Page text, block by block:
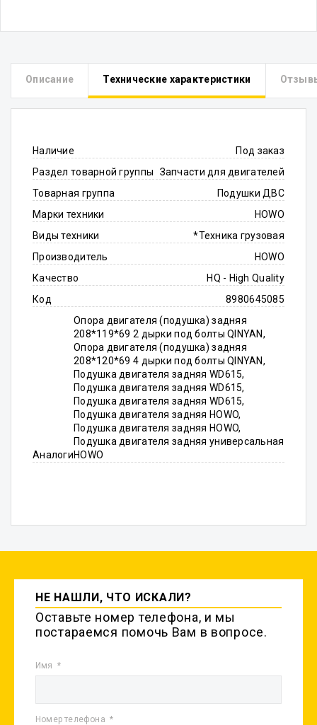
Описание Технические характеристики
Наличие
Под заказ
Раздел товарной группы
Запчасти для двигателей
Товарная группа
Подушки ДВС
Марки техники
HOWO
Виды техники
*Техника грузовая
Производитель
HOWO
Качество
HQ - High Quality
Код
8980645085
Аналоги
Опора двигателя (подушка) задняя
208*119*69 2 дырки под болты QINYAN,
Опора двигателя (подушка) задняя
208*120*69 4 дырки под болты QINYAN,
Подушка двигателя задняя WD615,
Подушка двигателя задняя WD615,
Подушка двигателя задняя WD615,
Подушка двигателя задняя HOWO,
Подушка двигателя задняя HOWO,
Подушка двигателя задняя универсальная
HOWO
НЕ НАШЛИ, ЧТО ИСКАЛИ?
Оставьте номер телефона, и мы
постараемся помочь Вам в вопросе.
Имя
Номер телефона